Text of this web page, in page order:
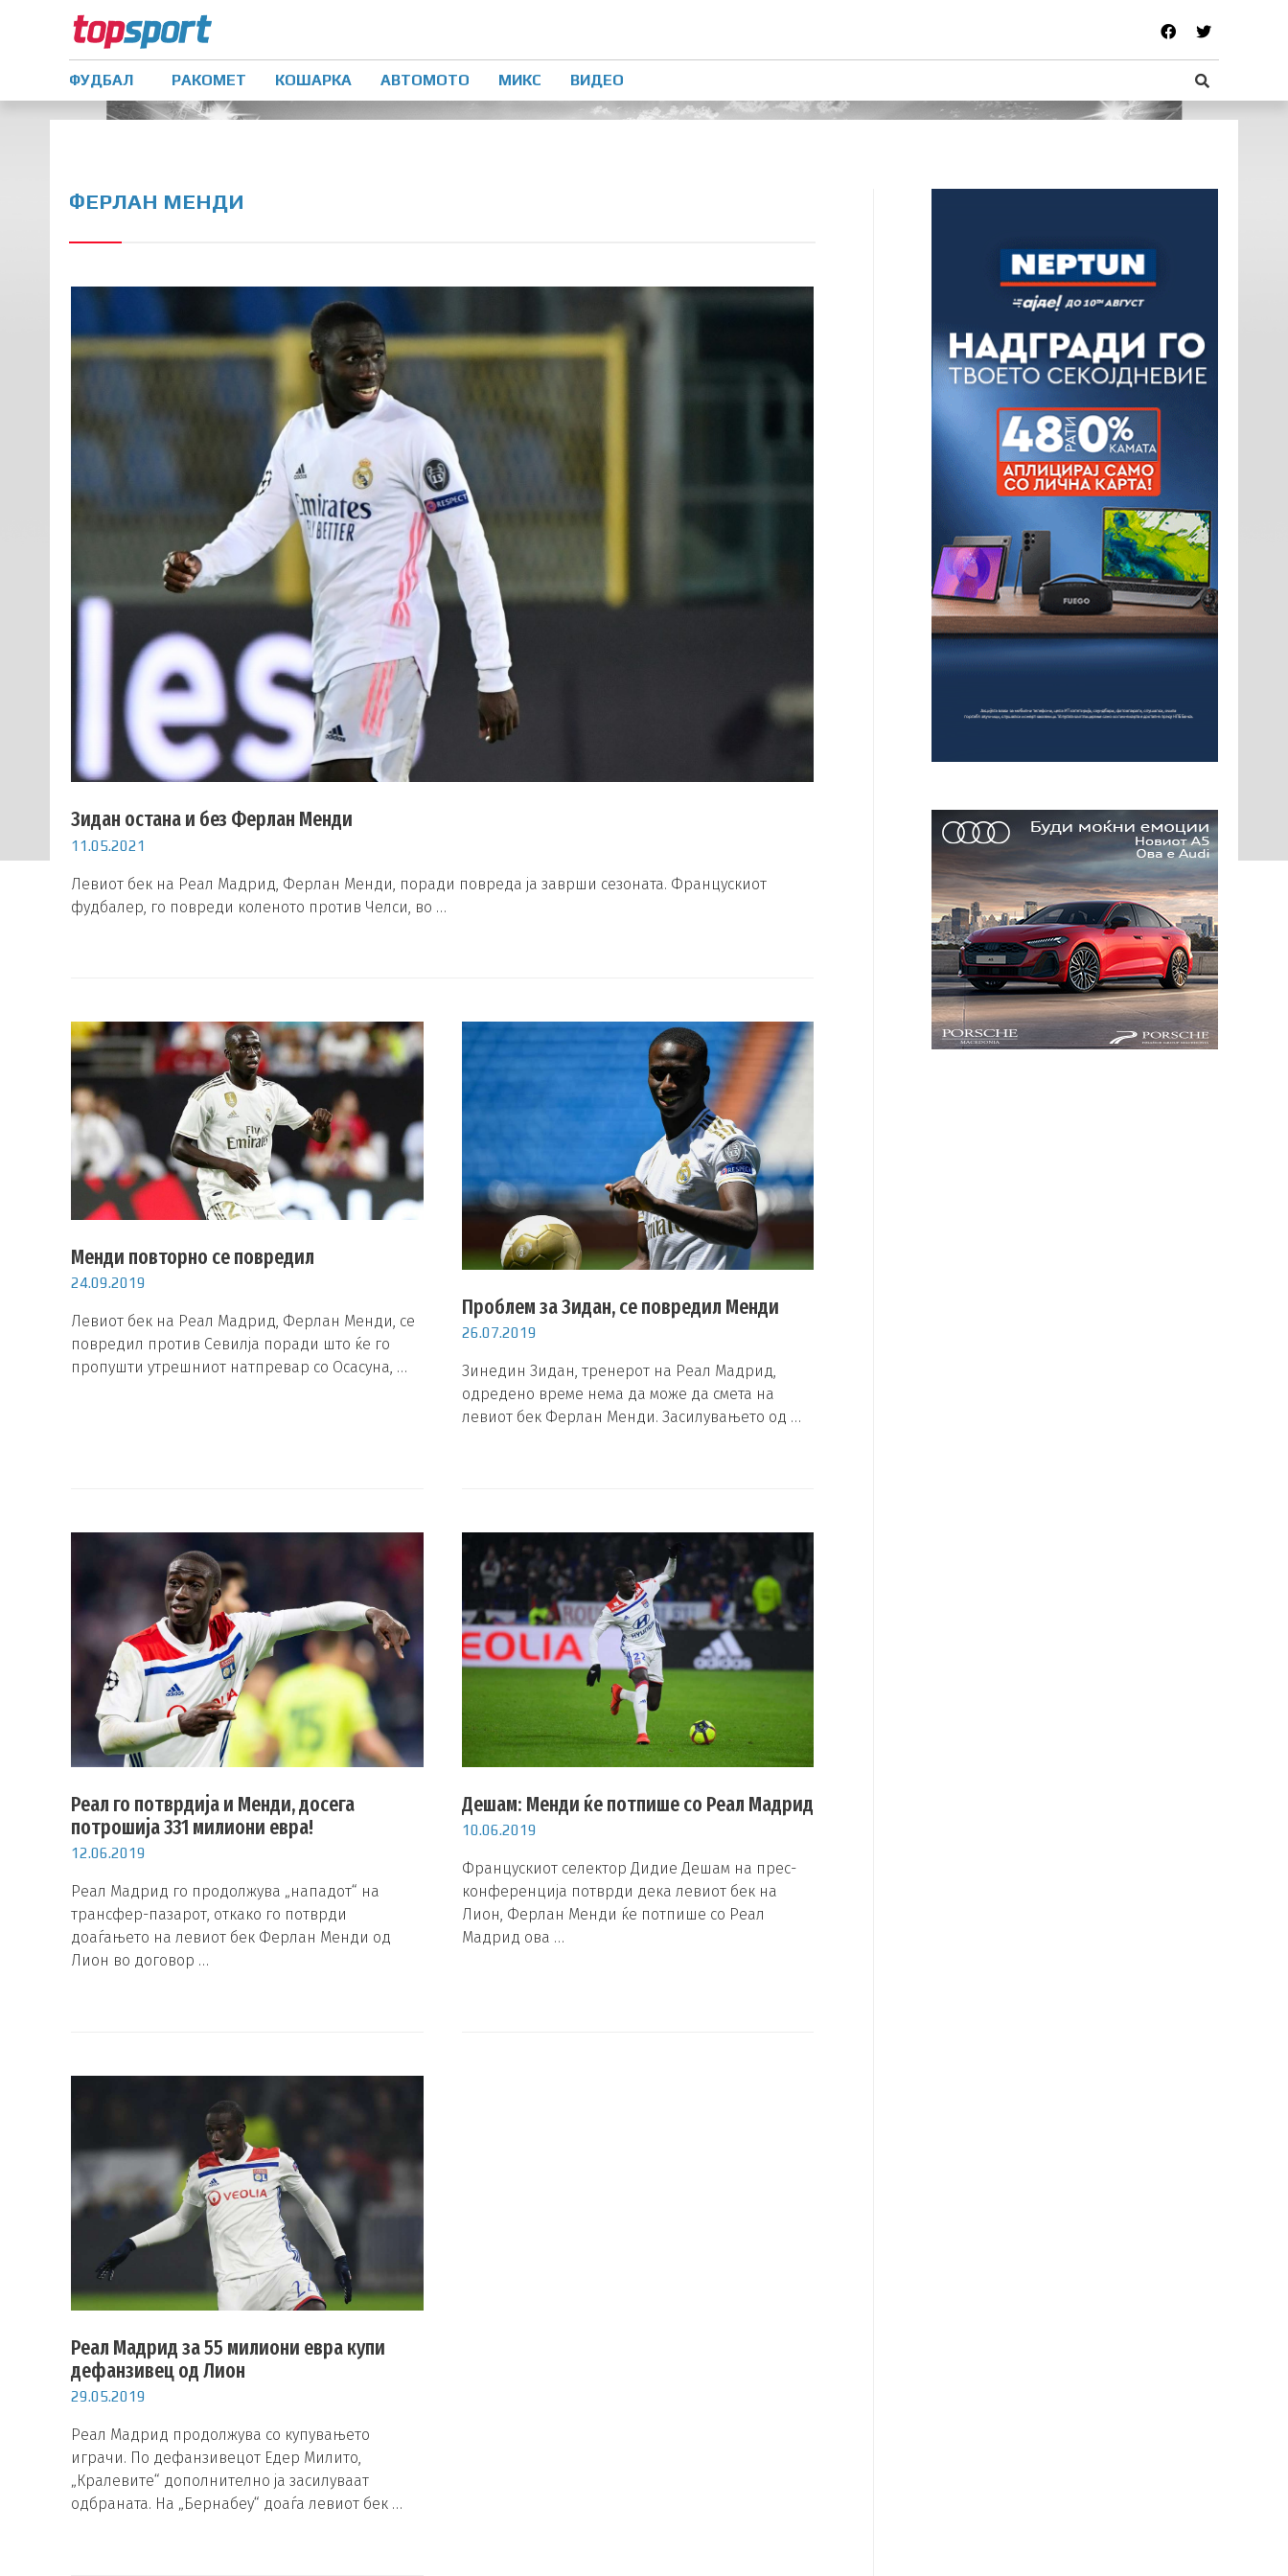
ФУДБАЛ РАКОМЕТ КОШАРКА АВТОМОТО МИКС ВИДЕО
ФЕРЛАН МЕНДИ
Зидан остана и без Ферлан Менди
11.05.2021
Левиот бек на Реал Мадрид, Ферлан Менди, поради повреда ја заврши сезоната. Францускиот
фудбалер, го повреди коленото против Челси, во …
Менди повторно се повредил
24.09.2019
Левиот бек на Реал Мадрид, Ферлан Менди, се
повредил против Севилја поради што ќе го
пропушти утрешниот натпревар со Осасуна, …
Проблем за Зидан, се повредил Менди
26.07.2019
Зинедин Зидан, тренерот на Реал Мадрид,
одредено време нема да може да смета на
левиот бек Ферлан Менди. Засилувањето од …
Реал го потврдија и Менди, досега
потрошија 331 милиони евра!
12.06.2019
Реал Мадрид го продолжува „нападот“ на
трансфер-пазарот, откако го потврди
доаѓањето на левиот бек Ферлан Менди од
Лион во договор …
Дешам: Менди ќе потпише со Реал Мадрид
10.06.2019
Францускиот селектор Дидие Дешам на прес-
конференција потврди дека левиот бек на
Лион, Ферлан Менди ќе потпише со Реал
Мадрид ова …
Реал Мадрид за 55 милиони евра купи
дефанзивец од Лион
29.05.2019
Реал Мадрид продолжува со купувањето
играчи. По дефанзивецот Едер Милито,
„Кралевите“ дополнително ја засилуваат
одбраната. На „Бернабеу“ доаѓа левиот бек …